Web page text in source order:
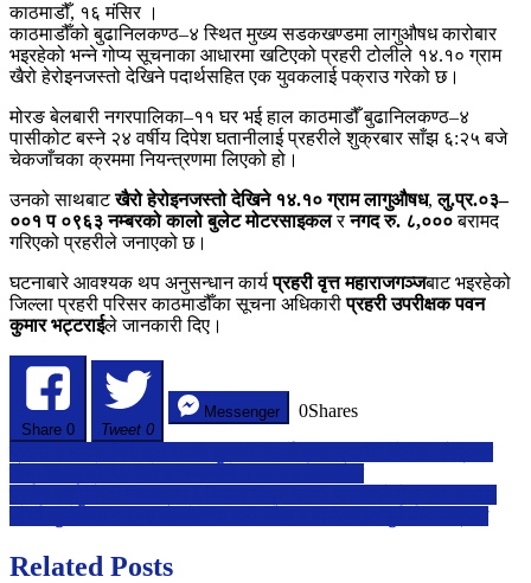
हेरोइन
जस्तो
देखिने
युवक
पक्राउ
काठमाडौँ, १६ मंसिर ।
काठमाडौँको बुढानिलकण्ठ–४ स्थित मुख्य सडकखण्डमा लागुऔषध कारोबार
भइरहेको भन्ने गोप्य सूचनाका आधारमा खटिएको प्रहरी टोलीले १४.१० ग्राम
खैरो हेरोइनजस्तो देखिने पदार्थसहित एक युवकलाई पक्राउ गरेको छ।
मोरङ बेलबारी नगरपालिका–११ घर भई हाल काठमाडौँ बुढानिलकण्ठ–४
पासीकोट बस्ने २४ वर्षीय दिपेश घतानीलाई प्रहरीले शुक्रबार साँझ ६:२५ बजे
चेकजाँचका क्रममा नियन्त्रणमा लिएको हो।
उनको साथबाटखैरो हेरोइनजस्तो देखिने १४.१० ग्राम लागुऔषध,लु.प्र.०३–
००१ प ०९६३ नम्बरको कालो बुलेट मोटरसाइकलरनगद रु. ८,०००बरामद
गरिएको प्रहरीले जनाएको छ।
घटनाबारे आवश्यक थप अनुसन्धान कार्यप्रहरी वृत्त महाराजगञ्जबाट भइरहेको
जिल्ला प्रहरी परिसर काठमाडौँका सूचना अधिकारीप्रहरी उपरीक्षक पवन
कुमार भट्टराईले जानकारी दिए।
Share 0 Tweet 0
Messenger 0Shares
Post
navigation
Related Posts